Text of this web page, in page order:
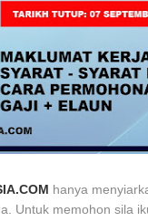
hanya
Untuk memohon sila